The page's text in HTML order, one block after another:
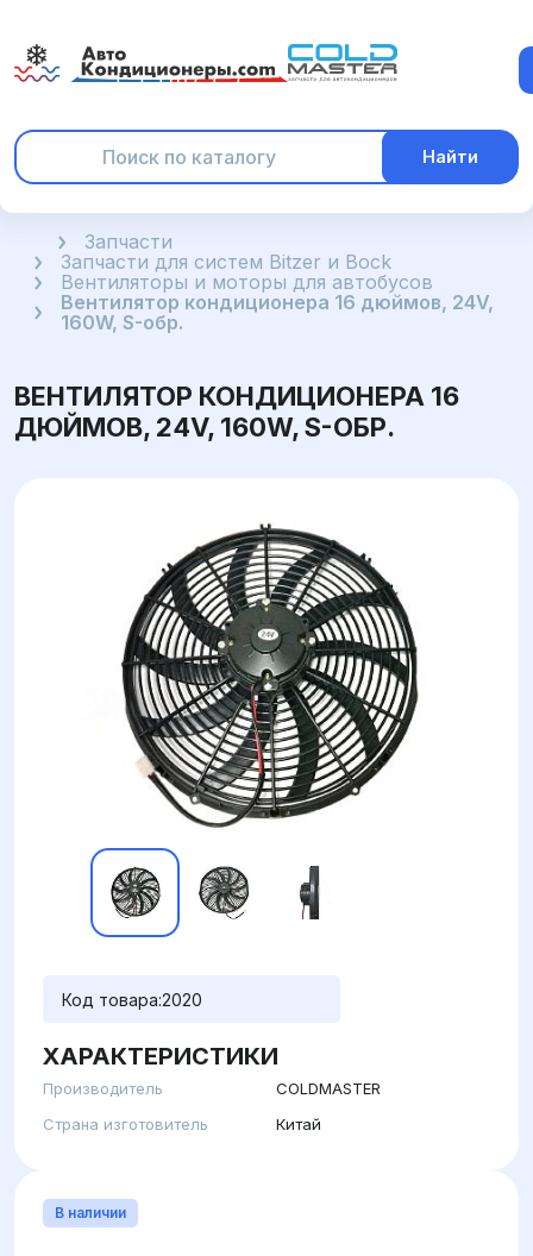
Найти
ГлавнаяЗапчасти
Запчасти для систем Bitzer и Bock
Вентиляторы и моторы для автобусов
Вентилятор кондиционера 16 дюймов, 24V,
160W, S-обр.
ВЕНТИЛЯТОР КОНДИЦИОНЕРА 16
ДЮЙМОВ, 24V, 160W, S-ОБР.
Код товара:2020
ХАРАКТЕРИСТИКИ
Производитель
COLDMASTER
Страна изготовитель
Китай
В наличии